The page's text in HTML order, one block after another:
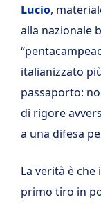
Lucio,
alla nazionale
italianizzato
passaporto:
di rigore
a una difesa
La verità è
primo tiro in